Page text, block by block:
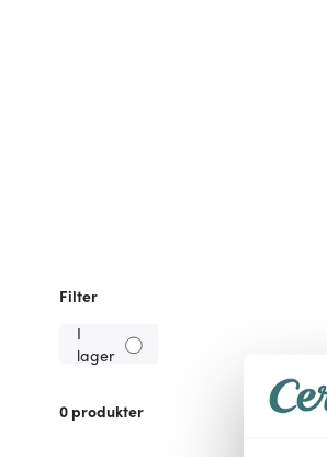
Filter
I
lager
0 produkter